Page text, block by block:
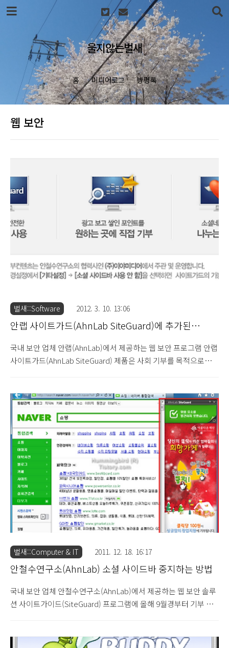
본문 바로가기
울지않는벌새
홈 미디어로그 방명록
웹 보안
벌새::Software 2012. 3. 10. 13:06
안랩 사이트가드(AhnLab SiteGuard)에 추가된
국내 보안 업체 안랩(AhnLab)에서 제공하는 웹 보안 프로그램 안랩
사이트가드(AhnLab SiteGuard) 제품은 사회 기부를 목적으로
트가드는 웹브라우저의 우측에 위치하며, 상단의 사이트가드 보안
서비스와 하단의 기부 콘텐츠로 구성됩니다. 하단의 기부 콘텐츠는
기부 콘텐츠 전문 업체인 이야미디어가 제공하는 기부 광고 및 기부
처 정보 등이 노출되며, 향후 희망 뉴스, 안철수연구소의 보안 정보
등도 함께 제공될 예정입니다. 당시 소셜 사이트가드 출시 당시에
공지된 내용을 살펴보면 기부 콘텐츠는 "(주)이야미디어"에서 주관
및 운영한다고 표시되어 있습니다. ▷ 안..
벌새::Computer & IT 2011. 12. 18. 16:17
안철수연구소(AhnLab) 소셜 사이드바 중지하는 방법
국내 보안 업체 안철수연구소(AhnLab)에서 제공하는 웹 보안 솔루
션 사이트가이드(SiteGuard) 프로그램에 올해 9월경부터 기부 문
최초 신개념 기부 플랫폼 ‘소셜 사이트가드’ 오픈 (2011.9.9) 그런데,